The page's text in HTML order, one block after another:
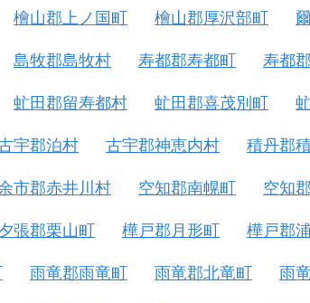
檜山郡上ノ国町 檜山郡厚沢部町
島牧郡島牧村 寿都郡寿都町 寿都
虻田郡留寿都村 虻田郡喜茂別町
宇郡泊村 古宇郡神恵内村 積丹郡積
市郡赤井川村 空知郡南幌町 空知
張郡栗山町 樺戸郡月形町 樺戸郡浦
雨竜郡雨竜町 雨竜郡北竜町 雨